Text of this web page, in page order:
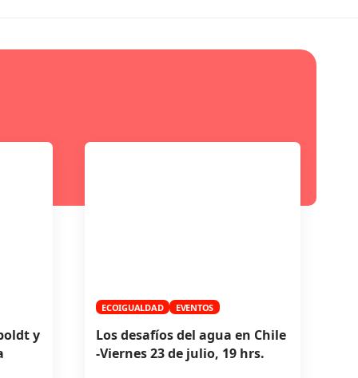
y
ECOIGUALDAD EVENTOS
Los desafíos del agua en Chile
-Viernes 23 de julio, 19 hrs.